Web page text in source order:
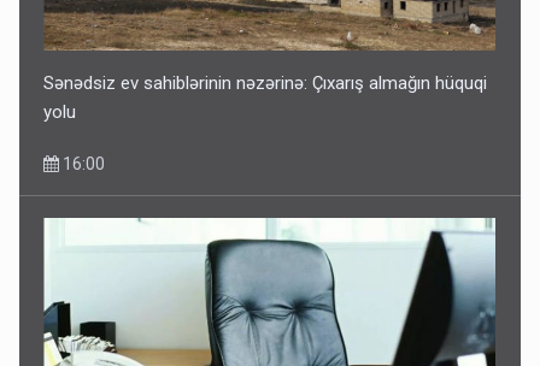
Sənədsiz ev sahiblərinin nəzərinə: Çıxarış almağın hüquqi
yolu
16:00